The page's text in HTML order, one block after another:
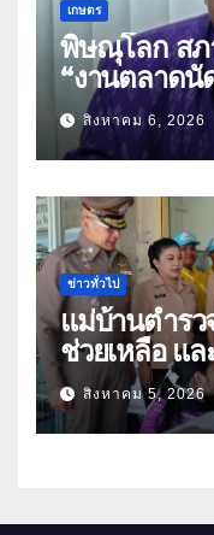
เกษตร
พิษณุโลก สภ
“งานตลาดนั
“เกษตรรุ่งเ
ประโยชน์เก
คู่ธุรกิจดันสิ
สิงหาคม 6, 2026
ข่าวทั่วไป
แม่บ้านตำรว
ช่วยเหลือ แ
ธิดา ข้าราชการตำรวจจังหวัด
อุทัยธานี
สิงหาคม 5, 2026